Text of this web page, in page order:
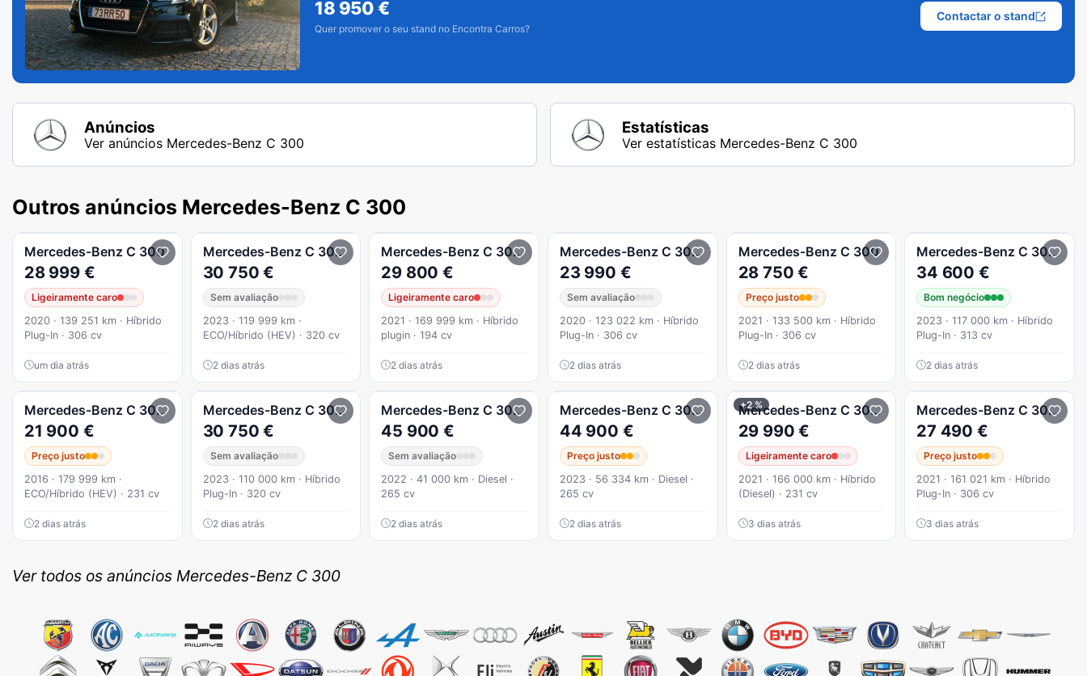
18 950€
Quer promover o seu stand no Encontra Carros?
Contactar o stand
Anúncios
Ver anúncios Mercedes-Benz C 300
Estatísticas
Ver estatísticas Mercedes-Benz C 300
Outros anúncios Mercedes-Benz C 300
Mercedes-Benz C 300
28 999 €
Ligeiramente caro
2020 · 139 251 km · Híbrido
Plug-In · 306 cv
um dia atrás
Mercedes-Benz C 300 e T 9G-TRONIC Night
30 750 €
Sem avaliação
2023 · 119 999 km ·
ECO/Híbrido (HEV) · 320 cv
2 dias atrás
Mercedes-Benz C 300 de Avantgarde
29 800 €
Ligeiramente caro
2021 · 169 999 km · Híbrido
plugin · 194 cv
2 dias atrás
Mercedes-Benz C 300 de Avantgarde
23 990 €
Sem avaliação
2020 · 123 022 km · Híbrido
Plug-In · 306 cv
2 dias atrás
Mercedes-Benz C 300
28 750 €
Preço justo
2021 · 133 500 km · Híbrido
Plug-In · 306 cv
2 dias atrás
Mercedes-Benz C 300 e
34 600 €
Bom negócio
2023 · 117 000 km · Híbrido
Plug-In · 313 cv
2 dias atrás
Mercedes-Benz C 300 DeHYBRID BLUE TEC AMG LINE
21 900 €
Preço justo
2016 · 179 999 km ·
ECO/Híbrido (HEV) · 231 cv
2 dias atrás
Mercedes-Benz C 300 e T 9G-TRONIC Night Edition
30 750 €
Sem avaliação
2023 · 110 000 km · Híbrido
Plug-In · 320 cv
2 dias atrás
Mercedes-Benz C 300 d AMG Line
45 900 €
Sem avaliação
2022 · 41 000 km · Diesel ·
265 cv
2 dias atrás
Mercedes-Benz C 300 d AMG Line
44 900 €
Preço justo
2023 · 56 334 km · Diesel ·
265 cv
2 dias atrás
+2 %
Mercedes-Benz C 300 BlueTEC Hybrid AMG Line
29 990 €
Ligeiramente caro
2021 · 166 000 km · Híbrido
(Diesel) · 231 cv
3 dias atrás
Mercedes-Benz C 300 de
27 490 €
Preço justo
2021 · 161 021 km · Híbrido
Plug-In · 306 cv
3 dias atrás
Ver todos os anúncios Mercedes-Benz C 300